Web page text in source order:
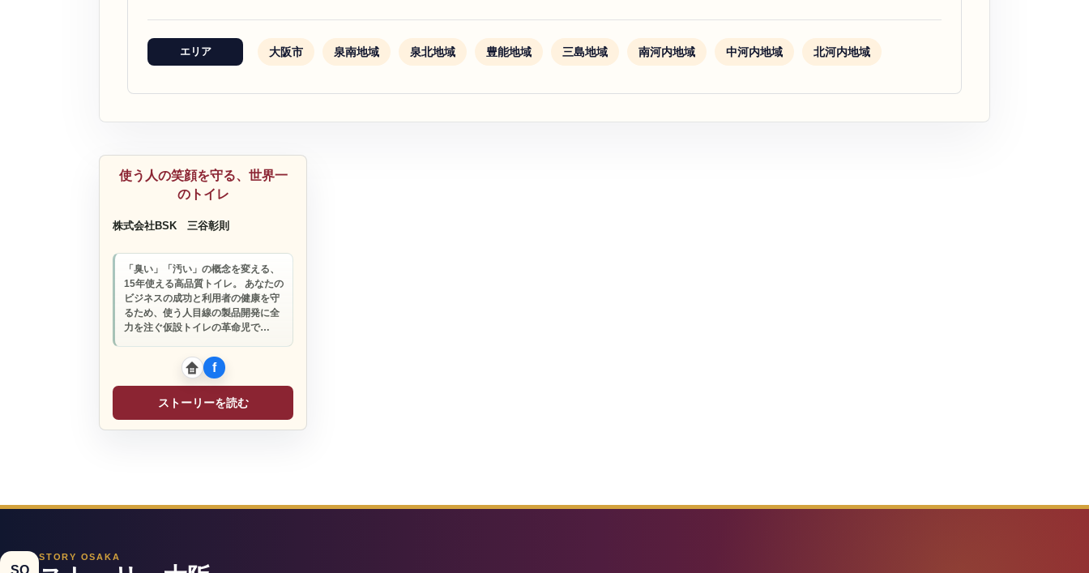
エリア 大阪市 泉南地域 泉北地域 豊能地域 三島地域 南河内地域 中河内地域 北河内地域
使う人の笑顔を守る、世界一
のトイレ
株式会社BSK 三谷彰則
「臭い」「汚い」の概念を変える、
15年使える高品質トイレ。 あなたの
ビジネスの成功と利用者の健康を守
るため、使う人目線の製品開発に全
力を注ぐ仮設トイレの革命児で…
ストーリーを読む
SO
STORY OSAKA